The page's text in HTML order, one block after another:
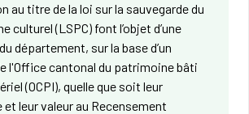
au titre de la loi sur la sauvegarde du
culturel (LSPC) font l’objet d’une
département, sur la base d’un
l'Office cantonal du patrimoine bâti
(OCPI), quelle que soit leur
leur valeur au Recensement